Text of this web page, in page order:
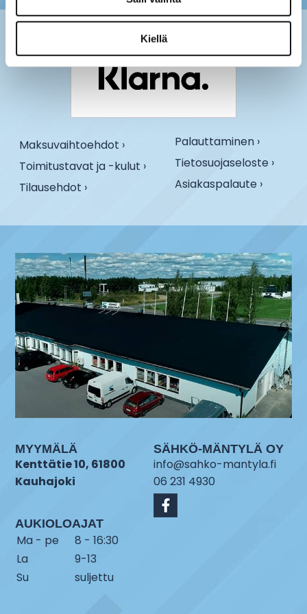
Kiellä
Maksuvaihtoehdot ›
Toimitustavat ja -kulut ›
Tilausehdot ›
Palauttaminen ›
Tietosuojaseloste ›
Asiakaspalaute ›
MYYMÄLÄ
Kenttätie 10, 61800
Kauhajoki
AUKIOLOAJAT
Ma - pe
8 - 16:30
La
9-13
Su
suljettu
SÄHKÖ-MÄNTYLÄ OY
info@sahko-mantyla.fi
06 231 4930